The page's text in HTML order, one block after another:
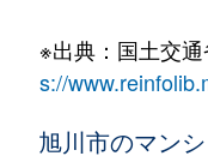
錦町
※出典：国土交
s://
旭川市のマン